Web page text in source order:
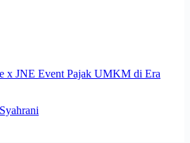
x JNE Event Pajak UMKM di Era